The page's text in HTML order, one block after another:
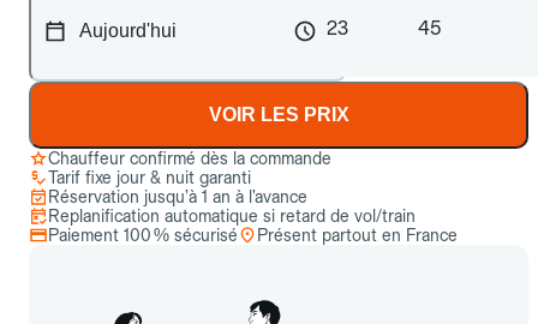
23 45
VOIR LES PRIX
Chauffeur confirmé dès la commande
Tarif fixe jour & nuit garanti
Réservation jusqu’à 1 an à l’avance
Replanification automatique si retard de vol/train
Paiement 100 % sécurisé
Présent partout en France